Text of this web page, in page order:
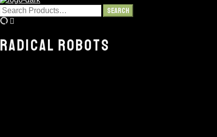
RADICAL ROBOTS